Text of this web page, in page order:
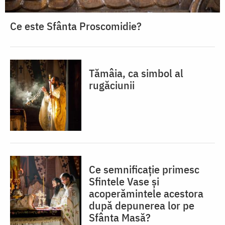
Ce este Sfânta Proscomidie?
Tămâia, ca simbol al
rugăciunii
Ce semnificație primesc
Sfintele Vase și
acoperămintele acestora
după depunerea lor pe
Sfânta Masă?